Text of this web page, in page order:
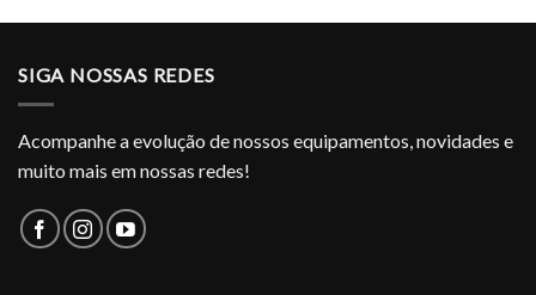
SIGA NOSSAS REDES
Acompanhe a evolução de nossos equipamentos, novidades e
muito mais em nossas redes!